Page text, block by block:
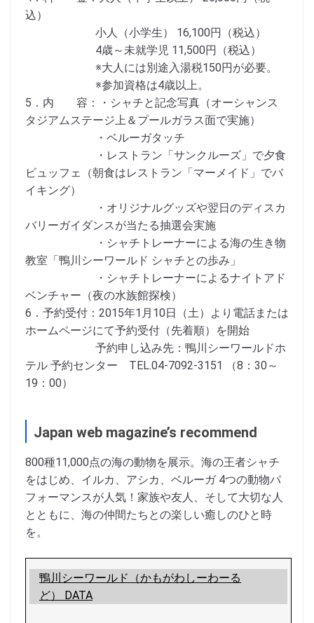
込）
小人（小学生） 16,100円（税込）
4歳～未就学児 11,500円（税込）
※大人には別途入湯税150円が必要。
※参加資格は4歳以上。
5．内 容：・シャチと記念写真（オーシャンス
タジアムステージ上＆プールガラス面で実施）
・ベルーガタッチ
・レストラン「サンクルーズ」で夕食
ビュッフェ（朝食はレストラン「マーメイド」でバ
イキング）
・オリジナルグッズや翌日のディスカ
バリーガイダンスが当たる抽選会実施
・シャチトレーナーによる海の生き物
教室「鴨川シーワールド シャチとの歩み」
・シャチトレーナーによるナイトアド
ベンチャー（夜の水族館探検）
6．予約受付：2015年1月10日（土）より電話または
ホームページにて予約受付（先着順）を開始
予約申し込み先：鴨川シーワールドホ
テル 予約センター TEL.04-7092-3151 （8：30～
19：00）
Japan web magazine’s recommend
800種11,000点の海の動物を展示。海の王者シャチ
をはじめ、イルカ、アシカ、ベルーガ 4つの動物パ
フォーマンスが人気！家族や友人、そして大切な人
とともに、海の仲間たちとの楽しい癒しのひと時
を。
鴨川シーワールド（かもがわしーわーる
ど） DATA